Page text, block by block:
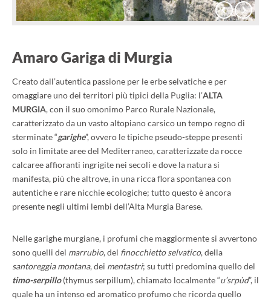
Previous
Next
Amaro Gariga di Murgia
Creato dall’autentica passione per le erbe selvatiche e per
omaggiare uno dei territori più tipici della Puglia: l’ALTA
MURGIA, con il suo omonimo Parco Rurale Nazionale,
caratterizzato da un vasto altopiano carsico un tempo regno di
sterminate “garighe”, ovvero le tipiche pseudo-steppe presenti
solo in limitate aree del Mediterraneo, caratterizzate da rocce
calcaree affioranti ingrigite nei secoli e dove la natura si
manifesta, più che altrove, in una ricca flora spontanea con
autentiche e rare nicchie ecologiche; tutto questo è ancora
presente negli ultimi lembi dell’Alta Murgia Barese.
Nelle garighe murgiane, i profumi che maggiormente si avvertono
sono quelli del marrubio, del finocchietto selvatico, della
santoreggia montana, dei mentastri; su tutti predomina quello del
timo-serpillo(thymus serpillum), chiamato localmente “u’srpùd”, il
quale ha un intenso ed aromatico profumo che ricorda quello